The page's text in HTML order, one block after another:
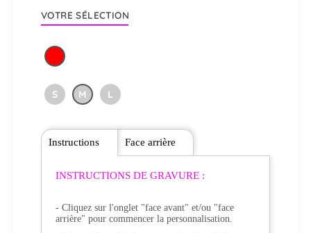
VOTRE SÉLECTION
S M L
Instructions
INSTRUCTIONS DE GRAVURE :
- Cliquez sur l'onglet "face avant" et/ou "face
arrière" pour commencer la personnalisation.
Face arrière